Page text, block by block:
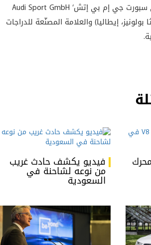
هذا وتمتلك الشركة الأم ’أودي إيه جي‘ شركات فرعية تشمل ’أودي سبورت جي إم بي إتش‘ Audi Sport GmbH
إيطاليا) والعلامة المصنّعة للدراجات
فيديو يكشف حادث غريب
من نوعه لشاحنة في
السعودية